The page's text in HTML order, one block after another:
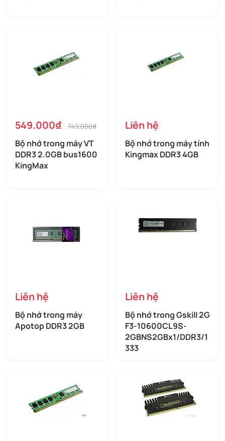
549.000₫ 749.000₫
Bộ nhớ trong máy VT
DDR3 2.0GB bus1600
KingMax
Liên hệ
Bộ nhớ trong máy tính
Kingmax DDR3 4GB
Liên hệ
Bộ nhớ trong máy
Apotop DDR3 2GB
Liên hệ
Bộ nhớ trong Gskill 2G
F3-10600CL9S-
2GBNS2GBx1/DDR3/1
333